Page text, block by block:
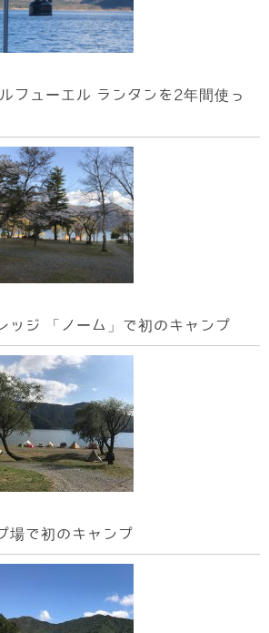
フューエル ランタンを2年間使っ
ッジ 「ノーム」で初のキャンプ
場で初のキャンプ